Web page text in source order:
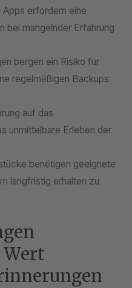
erfordern eine
bei mangelnder Erfahrung
bergen ein Risiko für
regelmäßigen Backups
auf das
unmittelbare Erleben der
benötigen geeignete
langfristig erhalten zu